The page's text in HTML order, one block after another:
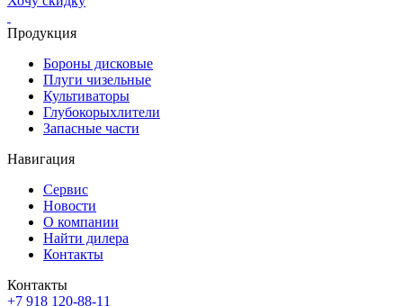
Продукция
Бороны дисковые
Плуги чизельные
Культиваторы
Глубокорыхлители
Запасные части
Навигация
Сервис
Новости
О компании
Найти дилера
Контакты
Контакты
+7 918 120-88-11